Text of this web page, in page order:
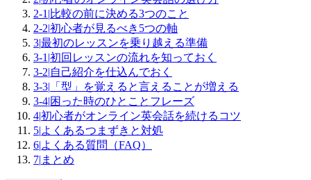
2-1 |比較の前に決める3つのこと
2-2|初心者が見るべき5つの軸
3|最初のレッスンを乗り越える準備
3-1 |初回レッスンの流れを知っておく
3-2|自己紹介を仕込んでおく
3-3| 「型」を覚えると言えることが増える
3-4|困った時のひとことフレーズ
4|初心者がオンライン英会話を続けるコツ
5|よくあるつまずきと対処
6|よくある質問（FAQ）
7| まとめ